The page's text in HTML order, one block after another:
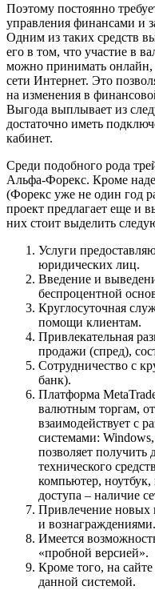
Поэтому постоянно
управления финансами и
Одним из таких средств
его в том, что участие в
можно принимать онлайн,
сети Интернет. Это
на изменения в
Выгода выплывает из
достаточно иметь
кабинет.
Среди подобного рода
Альфа-Форекс. Кроме
(Форекс уже не один год
проект предлагает еще и
них стоит выделить
Услуги
юридических лиц.
Введение и
беспроцентной
Круглосуточная
помощи клиентам.
Привлекательная
продажи (спред),
Сотрудничество с
банк).
Платформа
валютным торгам,
взаимодействует с
системами:
позволяет получить
технического
компьютер,
доступа – наличие
Привлечение новых
и вознаграждениями.
Имеется
«пробной версией».
Кроме того, на
данной системой.